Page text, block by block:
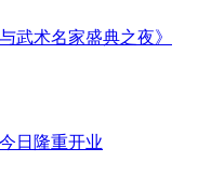
武术名家盛典之夜》
日隆重开业